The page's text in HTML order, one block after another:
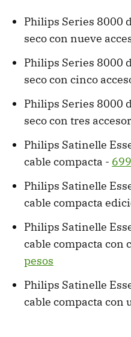
Philips Series 8000
seco con nueve
Philips Series 8000
seco con cinco
Philips Series 8000
seco con tres
Philips Satinelle
cable compacta -
Philips Satinelle
cable compacta
Philips Satinelle
cable compacta con
pesos
Philips Satinelle
cable compacta con